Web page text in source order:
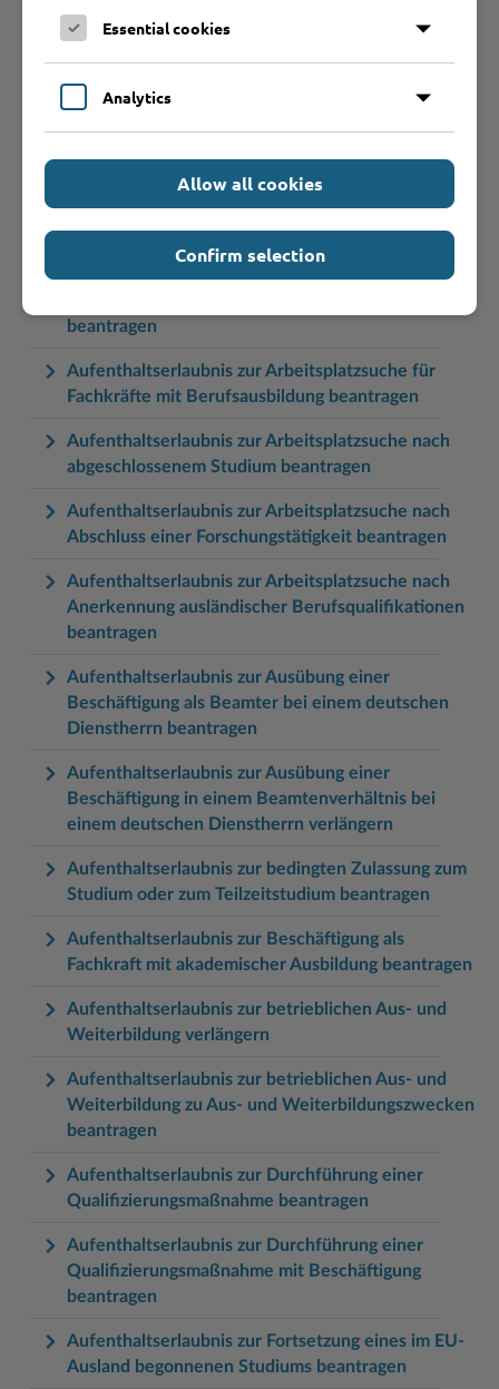
Aufenthaltserlaubnis zum Zwecke des Studiums
beantragen
Aufenthaltserlaubnis zur Anerkennung der
Berufsqualifikation während einer Beschäftigung
beantragen
Aufenthaltserlaubnis zur Ablegung einer Prüfung
zur Anerkennung einer ausländischen
Berufsqualifikation beantragen
beantragen
Aufenthaltserlaubnis zur Arbeitsplatzsuche für
Fachkräfte mit Berufsausbildung beantragen
Aufenthaltserlaubnis zur Arbeitsplatzsuche nach
abgeschlossenem Studium beantragen
Aufenthaltserlaubnis zur Arbeitsplatzsuche nach
Abschluss einer Forschungstätigkeit beantragen
Aufenthaltserlaubnis zur Arbeitsplatzsuche nach
Anerkennung ausländischer Berufsqualifikationen
beantragen
Aufenthaltserlaubnis zur Ausübung einer
Beschäftigung als Beamter bei einem deutschen
Dienstherrn beantragen
Aufenthaltserlaubnis zur Ausübung einer
Beschäftigung in einem Beamtenverhältnis bei
einem deutschen Dienstherrn verlängern
Aufenthaltserlaubnis zur bedingten Zulassung zum
Studium oder zum Teilzeitstudium beantragen
Aufenthaltserlaubnis zur Beschäftigung als
Fachkraft mit akademischer Ausbildung beantragen
Aufenthaltserlaubnis zur betrieblichen Aus- und
Weiterbildung verlängern
Aufenthaltserlaubnis zur betrieblichen Aus- und
Weiterbildung zu Aus- und Weiterbildungszwecken
beantragen
Aufenthaltserlaubnis zur Durchführung einer
Qualifizierungsmaßnahme beantragen
Aufenthaltserlaubnis zur Durchführung einer
Qualifizierungsmaßnahme mit Beschäftigung
beantragen
Aufenthaltserlaubnis zur Fortsetzung eines im EU-
Ausland begonnenen Studiums beantragen
Essential cookies
Analytics
Allow all cookies
Confirm selection